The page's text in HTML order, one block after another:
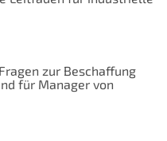
zur Beschaffung
für Manager von